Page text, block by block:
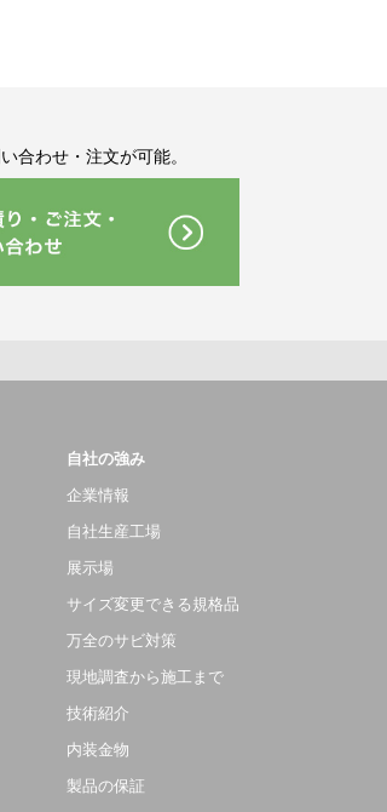
合わせ・注文が可能。
自社の強み
企業情報
自社生産工場
展示場
サイズ変更できる規格品
万全のサビ対策
現地調査から施工まで
技術紹介
内装金物
製品の保証